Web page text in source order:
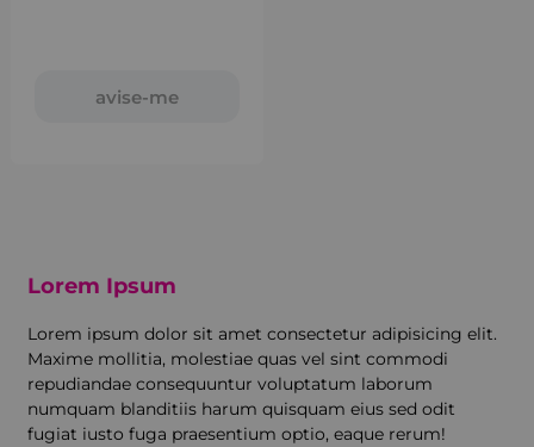
avise-me
Lorem Ipsum
Lorem ipsum dolor sit amet consectetur adipisicing elit.
Maxime mollitia, molestiae quas vel sint commodi
repudiandae consequuntur voluptatum laborum
numquam blanditiis harum quisquam eius sed odit
fugiat iusto fuga praesentium optio, eaque rerum!